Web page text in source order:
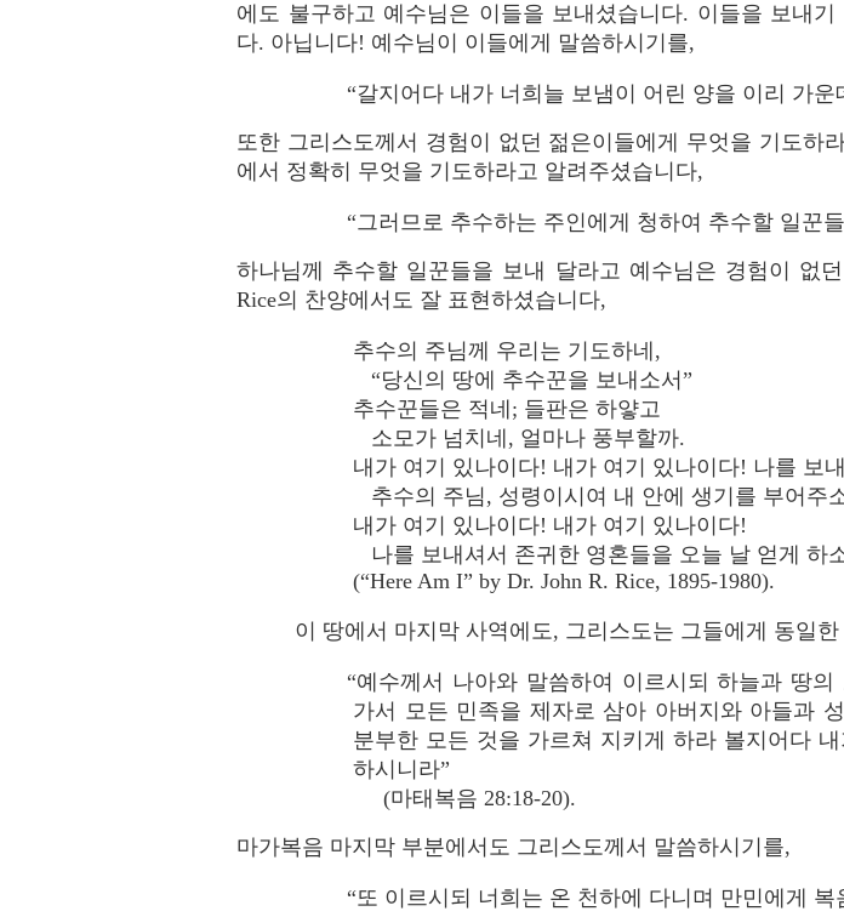
에도 불구하고 예수님은 이들을 보내셨습니다. 이들을 보내
다. 아닙니다! 예수님이 이들에게 말씀하시기를,
“갈지어다 내가 너희늘 보냄이 어린 양을 이리 가
또한 그리스도께서 경험이 없던 젊은이들에게 무엇을 기도하
에서 정확히 무엇을 기도하라고 알려주셨습니다,
“그러므로 추수하는 주인에게 청하여 추수할 일꾼
하나님께 추수할 일꾼들을 보내 달라고 예수님은 경험이 없
Rice의 찬양에서도 잘 표현하셨습니다,
추수의 주님께 우리는 기도하네,
“당신의 땅에 추수꾼을 보내소서”
추수꾼들은 적네; 들판은 하얗고
소모가 넘치네, 얼마나 풍부할까.
내가 여기 있나이다! 내가 여기 있나이다! 나를 보
추수의 주님, 성령이시여 내 안에 생기를 부어주
내가 여기 있나이다! 내가 여기 있나이다!
나를 보내셔서 존귀한 영혼들을 오늘 날 얻게 하
(“Here Am I” by Dr. John R. Rice, 1895-1980).
이 땅에서 마지막 사역에도, 그리스도는 그들에게 동일
“예수께서 나아와 말씀하여 이르시되 하늘과 땅
가서 모든 민족을 제자로 삼아 아버지와 아들과
분부한 모든 것을 가르쳐 지키게 하라 볼지어다
하시니라”
(마태복음 28:18-20).
마가복음 마지막 부분에서도 그리스도께서 말씀하시기를,
“또 이르시되 너희는 온 천하에 다니며 만민에게 복